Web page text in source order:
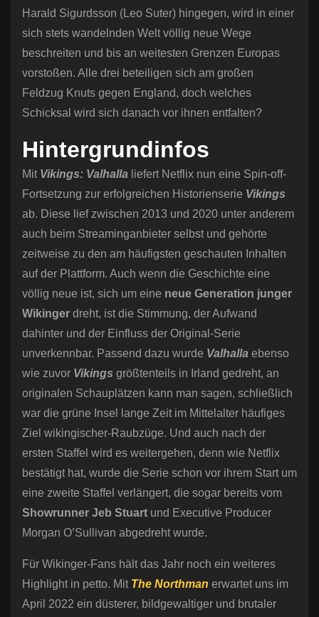
Harald Sigurdsson (Leo Suter) hingegen, wird in einer
sich stets wandelnden Welt völlig neue Wege
beschreiten und bis an weitesten Grenzen Europas
vorstoßen. Alle drei beteiligen sich am großen
Feldzug Knuts gegen England, doch welches
Schicksal wird sich danach vor ihnen entfalten?
Hintergrundinfos
Mit Vikings: Valhalla liefert Netflix nun eine Spin-off-
Fortsetzung zur erfolgreichen Historienserie Vikings
ab. Diese lief zwischen 2013 und 2020 unter anderem
auch beim Streaminganbieter selbst und gehörte
zeitweise zu den am häufigsten geschauten Inhalten
auf der Plattform. Auch wenn die Geschichte eine
völlig neue ist, sich um eine neue Generation junger
Wikinger dreht, ist die Stimmung, der Aufwand
dahinter und der Einfluss der Original-Serie
unverkennbar. Passend dazu wurde Valhalla ebenso
wie zuvor Vikings größtenteils in Irland gedreht, an
originalen Schauplätzen kann man sagen, schließlich
war die grüne Insel lange Zeit im Mittelalter häufiges
Ziel wikingischer-Raubzüge. Und auch nach der
ersten Staffel wird es weitergehen, denn wie Netflix
bestätigt hat, wurde die Serie schon vor ihrem Start um
eine zweite Staffel verlängert, die sogar bereits vom
Showrunner Jeb Stuart und Executive Producer
Morgan O’Sullivan abgedreht wurde.
Für Wikinger-Fans hält das Jahr noch ein weiteres
Highlight in petto. Mit The Northman erwartet uns im
April 2022 ein düsterer, bildgewaltiger und brutaler